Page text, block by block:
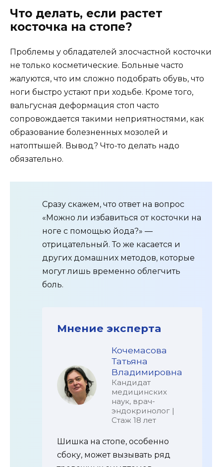
Что делать, если растет
косточка на стопе?
Проблемы у обладателей злосчастной косточки
не только косметические. Больные часто
жалуются, что им сложно подобрать обувь, что
ноги быстро устают при ходьбе. Кроме того,
вальгусная деформация стоп часто
сопровождается такими неприятностями, как
образование болезненных мозолей и
натоптышей. Вывод? Что-то делать надо
обязательно.
Сразу скажем, что ответ на вопрос
«Можно ли избавиться от косточки на
ноге с помощью йода?» —
отрицательный. То же касается и
других домашних методов, которые
могут лишь временно облегчить
боль.
Мнение эксперта
Кочемасова
Татьяна
Владимировна
Кандидат
медицинских
наук, врач-
эндокринолог |
Стаж 18 лет
Шишка на стопе, особенно
сбоку, может вызывать ряд